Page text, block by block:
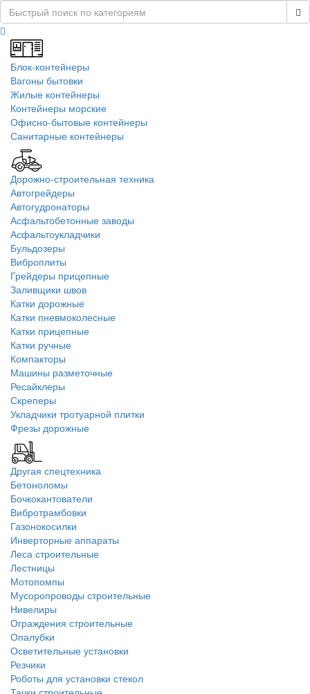
Блок-контейнеры
Вагоны бытовки
Жилые контейнеры
Контейнеры морские
Офисно-бытовые контейнеры
Санитарные контейнеры
Дорожно-строительная техника
Автогрейдеры
Автогудронаторы
Асфальтобетонные заводы
Асфальтоукладчики
Бульдозеры
Виброплиты
Грейдеры прицепные
Заливщики швов
Катки дорожные
Катки пневмоколесные
Катки прицепные
Катки ручные
Компакторы
Машины разметочные
Ресайклеры
Скреперы
Укладчики тротуарной плитки
Фрезы дорожные
Другая спецтехника
Бетоноломы
Бочкокантователи
Вибротрамбовки
Газонокосилки
Инверторные аппараты
Леса строительные
Лестницы
Мотопомпы
Мусоропроводы строительные
Нивелиры
Ограждения строительные
Опалубки
Осветительные установки
Резчики
Роботы для установки стекол